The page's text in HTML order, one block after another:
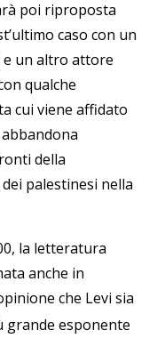
poi riproposta
caso con un
un altro attore
qualche
cui viene affidato
della
palestinesi nella
la letteratura
anche in
che Levi sia
grande esponente